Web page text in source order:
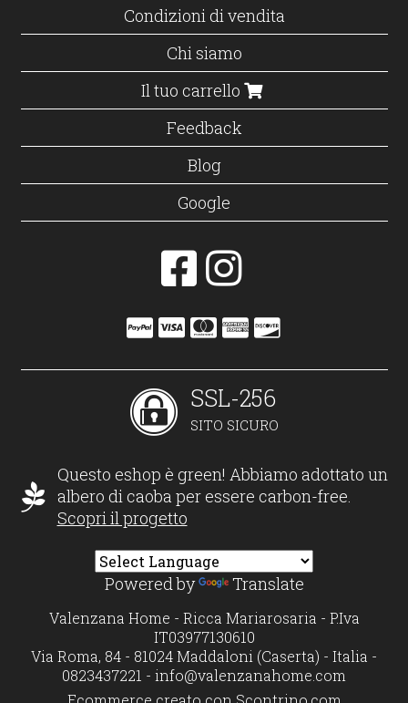
Condizioni di vendita
Chi siamo
Il tuo carrello
Feedback
Blog
Google
SSL-256
SITO SICURO
Questo eshop è green! Abbiamo adottato un
albero di caoba per essere carbon-free.
Scopri il progetto
Powered by Translate
Valenzana Home - Ricca Mariarosaria - P.Iva
IT03977130610
Via Roma, 84 - 81024 Maddaloni (Caserta) - Italia -
0823437221 - info@valenzanahome.com